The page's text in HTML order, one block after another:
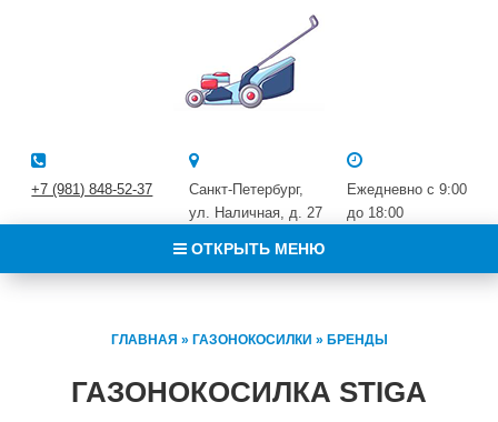
Ежедневно с 9:00
до 18:00
Санкт-Петербург,
ул. Наличная, д. 27
+7 (981) 848-52-37
ОТКРЫТЬ МЕНЮ
ГЛАВНАЯ » ГАЗОНОКОСИЛКИ » БРЕНДЫ
ГАЗОНОКОСИЛКА STIGA